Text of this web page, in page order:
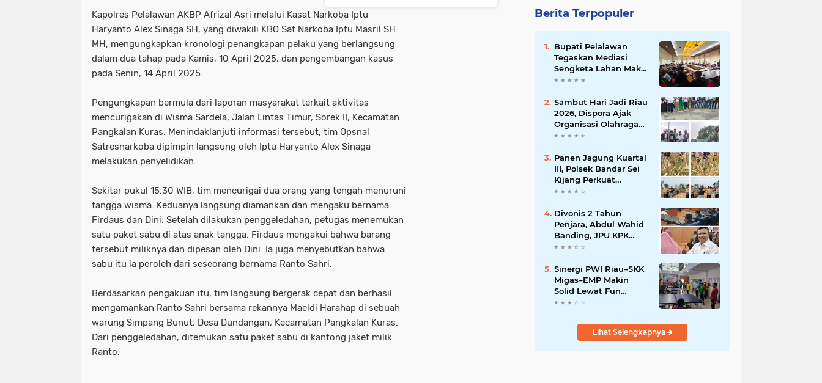
Kapolres Pelalawan AKBP Afrizal Asri melalui Kasat Narkoba Iptu
Haryanto Alex Sinaga SH, yang diwakili KBO Sat Narkoba Iptu Masril SH
MH, mengungkapkan kronologi penangkapan pelaku yang berlangsung
dalam dua tahap pada Kamis, 10 April 2025, dan pengembangan kasus
pada Senin, 14 April 2025.
Pengungkapan bermula dari laporan masyarakat terkait aktivitas
mencurigakan di Wisma Sardela, Jalan Lintas Timur, Sorek II, Kecamatan
Pangkalan Kuras. Menindaklanjuti informasi tersebut, tim Opsnal
Satresnarkoba dipimpin langsung oleh Iptu Haryanto Alex Sinaga
melakukan penyelidikan.
Sekitar pukul 15.30 WIB, tim mencurigai dua orang yang tengah menuruni
tangga wisma. Keduanya langsung diamankan dan mengaku bernama
Firdaus dan Dini. Setelah dilakukan penggeledahan, petugas menemukan
satu paket sabu di atas anak tangga. Firdaus mengakui bahwa barang
tersebut miliknya dan dipesan oleh Dini. Ia juga menyebutkan bahwa
sabu itu ia peroleh dari seseorang bernama Ranto Sahri.
Berdasarkan pengakuan itu, tim langsung bergerak cepat dan berhasil
mengamankan Ranto Sahri bersama rekannya Maeldi Harahap di sebuah
warung Simpang Bunut, Desa Dundangan, Kecamatan Pangkalan Kuras.
Dari penggeledahan, ditemukan satu paket sabu di kantong jaket milik
Ranto.
Berita Terpopuler
Bupati Pelalawan
Tegaskan Mediasi
Sengketa Lahan Mak
Teduh Dilanjutkan, PT
Hadir pada Pertemuan
Berikutnya
Sambut Hari Jadi Riau
2026, Dispora Ajak
Organisasi Olahraga
Gotong Royong
Utama Riau
Panen Jagung Kuartal
III, Polsek Bandar Sei
Kijang Perkuat
Ketahanan Pangan
Produktivitas Petani
Divonis 2 Tahun
Penjara, Abdul Wahid
Banding, JPU KPK
Masih Pikir-Pikir
Sinergi PWI Riau–SKK
Migas–EMP Makin
Solid Lewat Fun
Pingpong Competition
Lihat Selengkapnya